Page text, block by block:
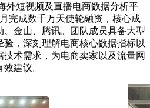
外短视频及直播电商数据分析平
完成数千万天使轮融资，核心成
、金山、腾讯。团队成员具备大型
，深刻理解电商核心数据指标以
术需求，为电商卖家以及流量网
建议。